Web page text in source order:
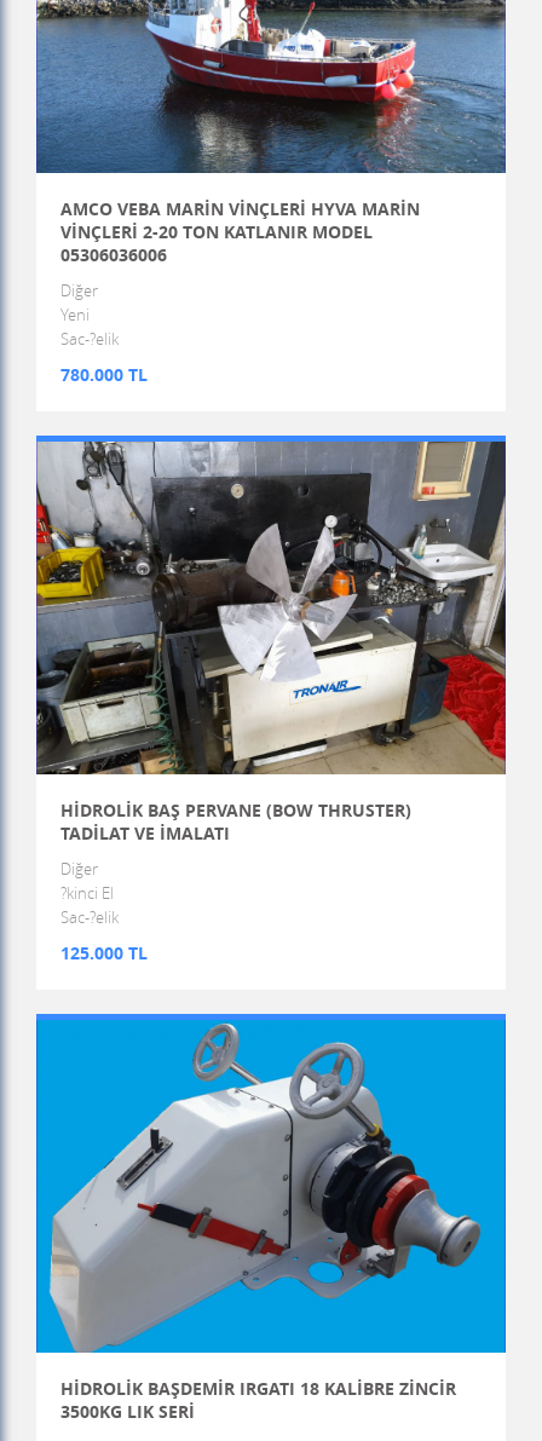
AMCO VEBA MARİN VİNÇLERİ HYVA MARİN
VİNÇLERİ 2-20 TON KATLANIR MODEL
05306036006
Diğer
Yeni
Sac-?elik
780.000 TL
HİDROLİK BAŞ PERVANE (BOW THRUSTER)
TADİLAT VE İMALATI
Diğer
?kinci El
Sac-?elik
125.000 TL
HİDROLİK BAŞDEMİR IRGATI 18 KALİBRE ZİNCİR
3500KG LIK SERİ